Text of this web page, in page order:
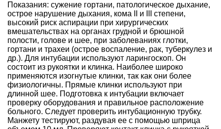
Показания: сужение гортани, патологическое дыхание,
острое нарушение дыхания, кома II и III степени,
высокий риск аспирации при хирургических
вмешательствах на органах грудной и брюшной
полости, голове и шее, при заболеваниях глотки,
гортани и трахеи (острое воспаление, рак, туберкулез и
др.). Для интубации используют ларингоскоп. Он
состоит из рукоятки и клинка. Наиболее широко
применяются изогнутые клинки, так как они более
физиологичны. Прямые клинки используют при
длинной шее. Подготовка к интубации включает
проверку оборудования и правильное расположение
больного. Следует проверить интубационную трубку.
Манжету тестируют, раздувая ее с помощью шприца